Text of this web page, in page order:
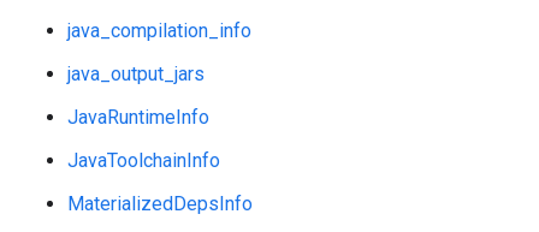
java_compilation_info
java_output_jars
JavaRuntimeInfo
JavaToolchainInfo
MaterializedDepsInfo